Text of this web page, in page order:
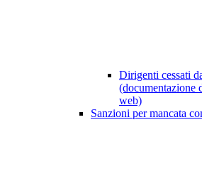
Dirigenti cessati
(documentazione
web)
Sanzioni per mancata